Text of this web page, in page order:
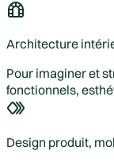
Architecture
Pour imaginer et
fonctionnels,
Design produit,